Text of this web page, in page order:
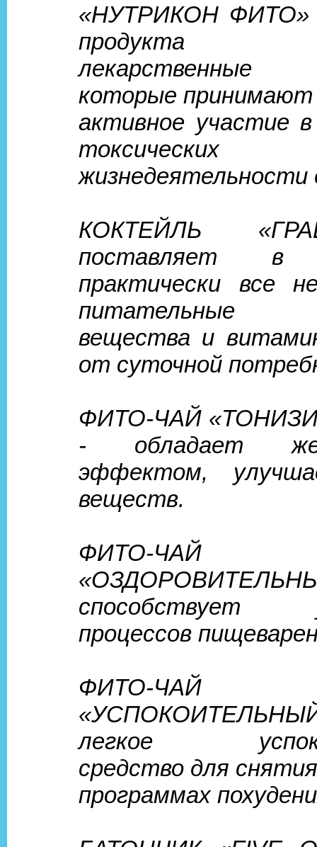
«НУТРИКОН ФИТО»
продукта
которые принимают
активное участие
токсических
жизнедеятельности
КОКТЕЙЛЬ
поставляет в
практически все
питательные
вещества и
от суточной
ФИТО-ЧАЙ
- обладает
эффектом,
веществ.
ФИТО-ЧАЙ
способствует
процессов
ФИТО-ЧАЙ
легкое
средство для
программах